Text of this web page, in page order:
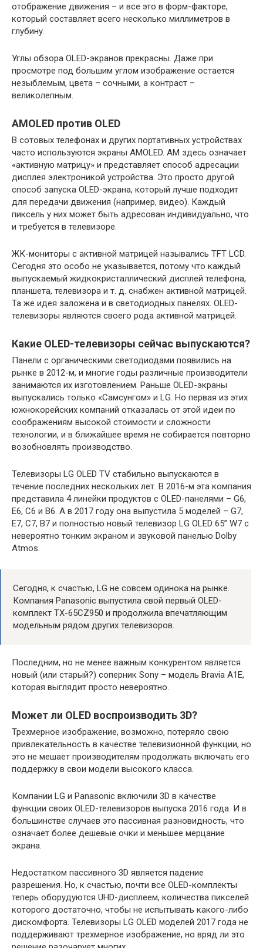
отображение движения – и все это в форм-факторе,
который составляет всего несколько миллиметров в
глубину.
Углы обзора OLED-экранов прекрасны. Даже при
просмотре под большим углом изображение остается
незыблемым, цвета – сочными, а контраст –
великолепным.
AMOLED против OLED
В сотовых телефонах и других портативных устройствах
часто используются экраны AMOLED. AM здесь означает
«активную матрицу» и представляет способ адресации
дисплея электроникой устройства. Это просто другой
способ запуска OLED-экрана, который лучше подходит
для передачи движения (например, видео). Каждый
пиксель у них может быть адресован индивидуально, что
и требуется в телевизоре.
ЖК-мониторы с активной матрицей назывались TFT LCD.
Сегодня это особо не указывается, потому что каждый
выпускаемый жидкокристаллический дисплей телефона,
планшета, телевизора и т. д. снабжен активной матрицей.
Та же идея заложена и в светодиодных панелях. OLED-
телевизоры являются своего рода активной матрицей.
Какие OLED-телевизоры сейчас выпускаются?
Панели с органическими светодиодами появились на
рынке в 2012-м, и многие годы различные производители
занимаются их изготовлением. Раньше OLED-экраны
выпускались только «Самсунгом» и LG. Но первая из этих
южнокорейских компаний отказалась от этой идеи по
соображениям высокой стоимости и сложности
технологии, и в ближайшее время не собирается повторно
возобновлять производство.
Телевизоры LG OLED TV стабильно выпускаются в
течение последних нескольких лет. В 2016-м эта компания
представила 4 линейки продуктов с OLED-панелями – G6,
E6, C6 и B6. А в 2017 году она выпустила 5 моделей – G7,
E7, C7, B7 и полностью новый телевизор LG OLED 65” W7 с
невероятно тонким экраном и звуковой панелью Dolby
Atmos.
Сегодня, к счастью, LG не совсем одинока на рынке.
Компания Panasonic выпустила свой первый OLED-
комплект TX-65CZ950 и продолжила впечатляющим
модельным рядом других телевизоров.
Последним, но не менее важным конкурентом является
новый (или старый?) соперник Sony – модель Bravia A1E,
которая выглядит просто невероятно.
Может ли OLED воспроизводить 3D?
Трехмерное изображение, возможно, потеряло свою
привлекательность в качестве телевизионной функции, но
это не мешает производителям продолжать включать его
поддержку в свои модели высокого класса.
Компании LG и Panasonic включили 3D в качестве
функции своих OLED-телевизоров выпуска 2016 года. И в
большинстве случаев это пассивная разновидность, что
означает более дешевые очки и меньшее мерцание
экрана.
Недостатком пассивного 3D является падение
разрешения. Но, к счастью, почти все OLED-комплекты
теперь оборудуются UHD-дисплеем, количества пикселей
которого достаточно, чтобы не испытывать какого-либо
дискомфорта. Телевизоры LG OLED моделей 2017 года не
поддерживают трехмерное изображение, но вряд ли это